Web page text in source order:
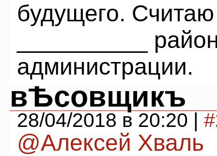
будущего.
__________
администрации.
вѢсовщикъ
28/04/2018 в 20:20 |
@Алексей Хваль